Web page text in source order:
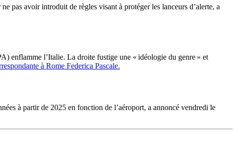
pas avoir introduit de règles visant à protéger les lanceurs d’alerte, a
enflamme l’Italie. La droite fustige une « idéologie du genre » et
à Rome Federica Pascale.
à partir de 2025 en fonction de l’aéroport, a annoncé vendredi le